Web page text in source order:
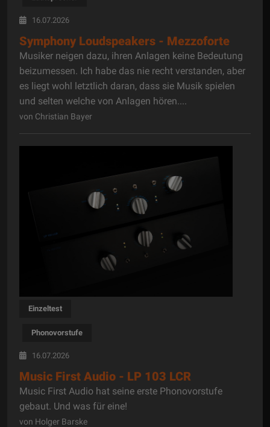
16.07.2026
Symphony Loudspeakers - Mezzoforte
Musiker neigen dazu, ihren Anlagen keine Bedeutung
beizumessen. Ich habe das nie recht verstanden, aber
es liegt wohl letztlich daran, dass sie Musik spielen
und selten welche von Anlagen hören....
von Christian Bayer
Einzeltest
Phonovorstufe
16.07.2026
Music First Audio - LP 103 LCR
Music First Audio hat seine erste Phonovorstufe
gebaut. Und was für eine!
von Holger Barske